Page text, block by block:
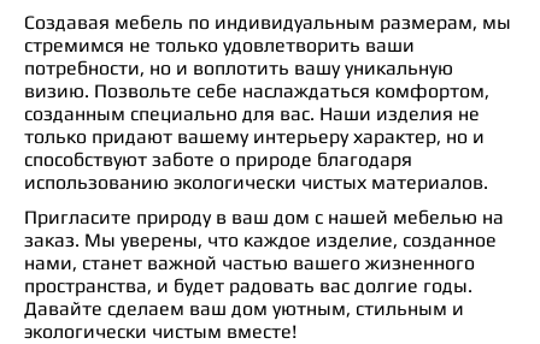
Создавая мебель по индивидуальным размерам, мы
стремимся не только удовлетворить ваши
потребности, но и воплотить вашу уникальную
визию. Позвольте себе наслаждаться комфортом,
созданным специально для вас. Наши изделия не
только придают вашему интерьеру характер, но и
способствуют заботе о природе благодаря
использованию экологически чистых материалов.
Пригласите природу в ваш дом с нашей мебелью на
заказ. Мы уверены, что каждое изделие, созданное
нами, станет важной частью вашего жизненного
пространства, и будет радовать вас долгие годы.
Давайте сделаем ваш дом уютным, стильным и
экологически чистым вместе!